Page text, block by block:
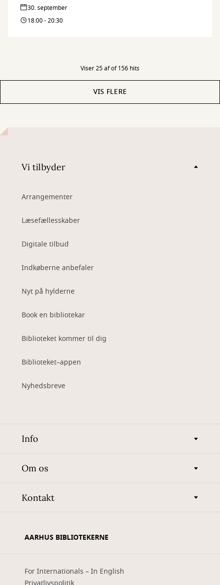
30. september
18:00 - 20:30
Viser 25 af of 156 hits
VIS FLERE
Vi tilbyder
Arrangementer
Læsefællesskaber
Digitale tilbud
Indkøberne anbefaler
Nyt på hylderne
Book en bibliotekar
Biblioteket kommer til dig
Biblioteket–appen
Nyhedsbreve
Info
Om os
Kontakt
AARHUS BIBLIOTEKERNE
For Internationals – In English